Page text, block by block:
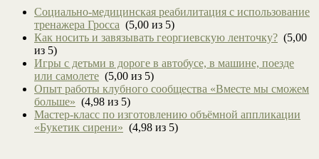
Социально-медицинская реабилитация с использование
тренажера Гросса (5,00 из 5)
Как носить и завязывать георгиевскую ленточку? (5,00
из 5)
Игры с детьми в дороге в автобусе, в машине, поезде
или самолете (5,00 из 5)
Опыт работы клубного сообщества «Вместе мы сможем
больше» (4,98 из 5)
Мастер-класс по изготовлению объёмной аппликации
«Букетик сирени» (4,98 из 5)